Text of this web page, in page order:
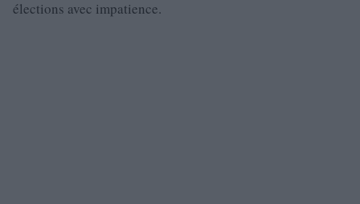
élections avec impatience.